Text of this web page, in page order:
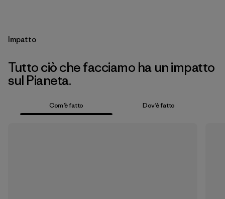
Impatto
Tutto ciò che facciamo ha un impatto
sul Pianeta.
Com’è fatto Dov’è fatto